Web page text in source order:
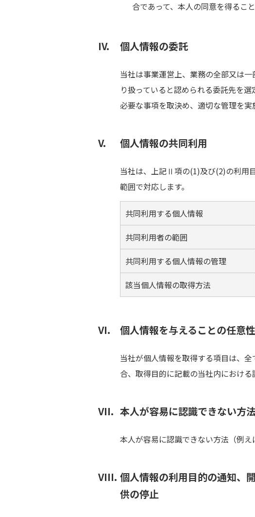
合であって、本人の同意を得るこ
個人情報の委託
当社は事業運営上、業務の全部又は
り扱っていると認められる委託先を
必要な事項を取決め、適切な管理を実
個人情報の共同利用
当社は、上記Ⅱ項の(1)及び(2)の利用
範囲で対応します。
共同利用する個人情報
共同利用者の範囲
共同利用する個人情報の管理
該当個人情報の取得方法
個人情報を与えることの任意
当社が個人情報を取得する項目は、
合、取得目的に記載の当社内におけ
本人が容易に認識できない方
本人が容易に認識できない方法（例
個人情報の利用目的の通知、
供の停止